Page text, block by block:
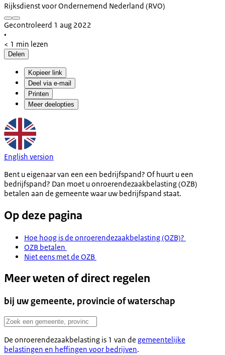
Rijksdienst voor Ondernemend Nederland (RVO)
Gecontroleerd 1 aug 2022
•
< 1 min lezen
Delen
Kopieer link
Deel via e-mail
Printen
Meer deelopties
English version
Bent u eigenaar van een een bedrijfspand? Of huurt u een
bedrijfspand? Dan moet u onroerendezaakbelasting (OZB)
betalen aan de gemeente waar uw bedrijfspand staat.
Op deze pagina
Hoe hoog is de onroerendezaakbelasting (OZB)?
OZB betalen
Niet eens met de OZB
Meer weten of direct regelen
bij uw gemeente, provincie of waterschap
De onroerendezaakbelasting is 1 van de gemeentelijke
belastingen en heffingen voor bedrijven.